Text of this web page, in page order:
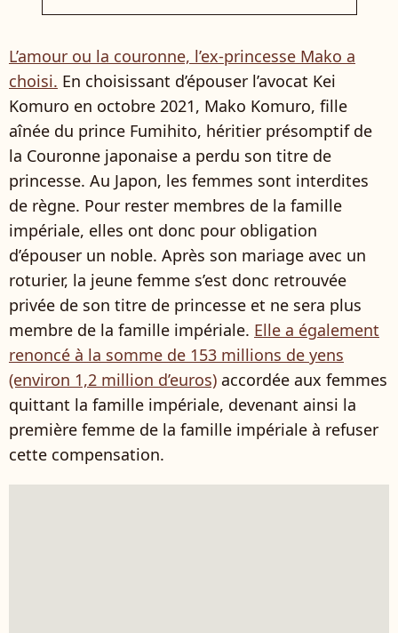
L’amour ou la couronne, l’ex-princesse Mako a
choisi. En choisissant d’épouser l’avocat Kei
Komuro en octobre 2021, Mako Komuro, fille
aînée du prince Fumihito, héritier présomptif de
la Couronne japonaise a perdu son titre de
princesse. Au Japon, les femmes sont interdites
de règne. Pour rester membres de la famille
impériale, elles ont donc pour obligation
d’épouser un noble. Après son mariage avec un
roturier, la jeune femme s’est donc retrouvée
privée de son titre de princesse et ne sera plus
membre de la famille impériale. Elle a également
renoncé à la somme de 153 millions de yens
(environ 1,2 million d’euros) accordée aux femmes
quittant la famille impériale, devenant ainsi la
première femme de la famille impériale à refuser
cette compensation.